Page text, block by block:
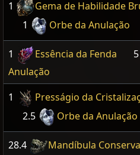
1
Gema de Habilidade
1
Orbe da Anulação
1 Essência da Fenda 5
Anulação
1
Presságio da
2.5
Orbe da Anulação
28.4 Mandíbula